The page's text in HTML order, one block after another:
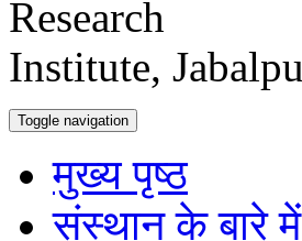
Toggle navigation
मुख्य पृष्ठ
संस्थान के बारे में